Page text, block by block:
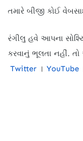
તમારે બીજી કોઈ
રંગીલુ હવે આપના
કરવાનું ભૂલતા નહીં.
Twitter । YouTube